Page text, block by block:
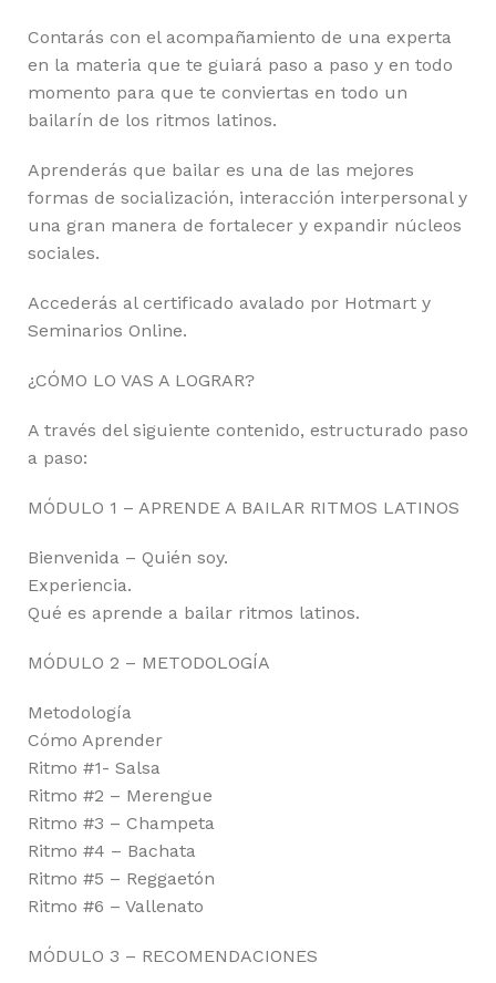
Contarás con el acompañamiento de una experta
en la materia que te guiará paso a paso y en todo
momento para que te conviertas en todo un
bailarín de los ritmos latinos.
Aprenderás que bailar es una de las mejores
formas de socialización, interacción interpersonal y
una gran manera de fortalecer y expandir núcleos
sociales.
Accederás al certificado avalado por Hotmart y
Seminarios Online.
¿CÓMO LO VAS A LOGRAR?
A través del siguiente contenido, estructurado paso
a paso:
MÓDULO 1 – APRENDE A BAILAR RITMOS LATINOS
Bienvenida – Quién soy.
Experiencia.
Qué es aprende a bailar ritmos latinos.
MÓDULO 2 – METODOLOGÍA
Metodología
Cómo Aprender
Ritmo #1- Salsa
Ritmo #2 – Merengue
Ritmo #3 – Champeta
Ritmo #4 – Bachata
Ritmo #5 – Reggaetón
Ritmo #6 – Vallenato
MÓDULO 3 – RECOMENDACIONES